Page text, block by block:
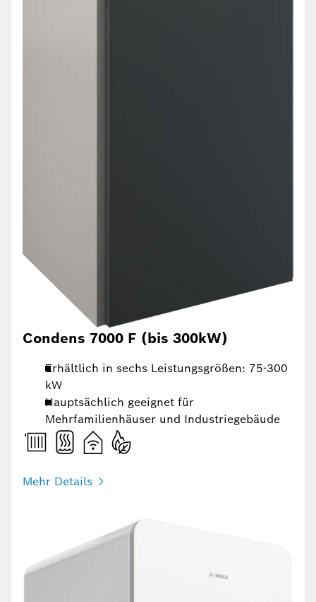
Condens 7000 F (bis 300kW)
Erhältlich in sechs Leistungsgrößen: 75-300
kW
Hauptsächlich geeignet für
Mehrfamilienhäuser und Industriegebäude
Mehr Details